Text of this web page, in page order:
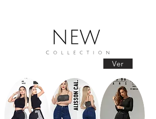
Ver